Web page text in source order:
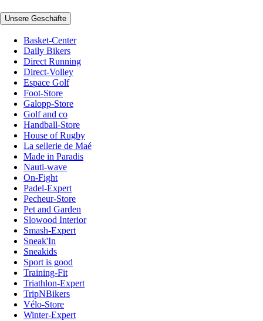
Unsere Geschäfte
Basket-Center
Daily Bikers
Direct Running
Direct-Volley
Espace Golf
Foot-Store
Galopp-Store
Golf and co
Handball-Store
House of Rugby
La sellerie de Maé
Made in Paradis
Nauti-wave
On-Fight
Padel-Expert
Pecheur-Store
Pet and Garden
Slowood Interior
Smash-Expert
Sneak'In
Sneakids
Sport is good
Training-Fit
Triathlon-Expert
TripNBikers
Vélo-Store
Winter-Expert